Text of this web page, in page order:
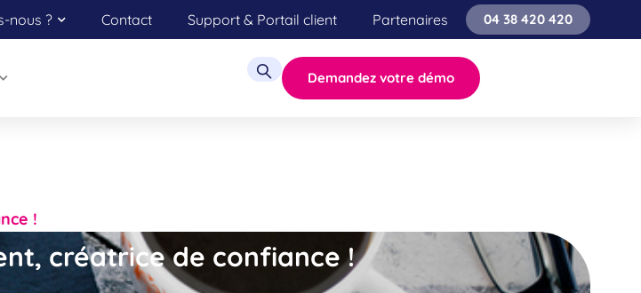
nous ? Contact Support & Portail client Partenaires 04 38 420 420
Demandez votre démo
!
créatrice de confiance !